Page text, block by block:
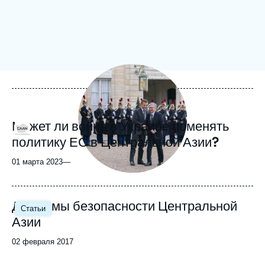
Logo
principale
médiatique
Может ли война в Украине поменять
политику ЕС в Центральной Азии?
01 марта 2023—
Статьи
Image
principale
Дилеммы безопасности Центральной
Азии
Date
02 февраля 2017